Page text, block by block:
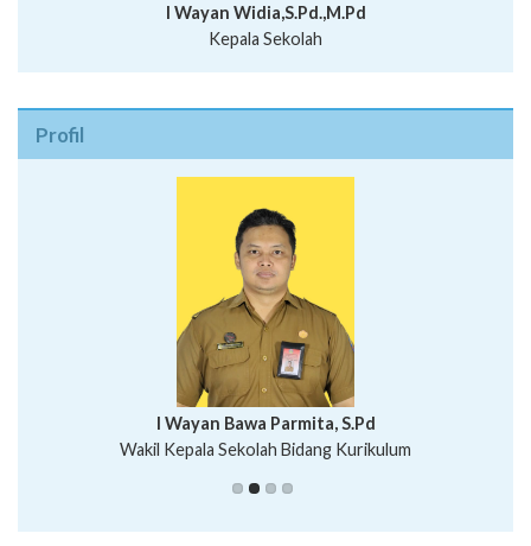
I Wayan Widia,S.Pd.,M.Pd
Kepala Sekolah
Profil
Putu Suhartana, S.Pd.
I Wayan Bawa Parmita, S.Pd
Wakil Kepala Sekolah Bidang Kurikulum
I Wayan Gede Aditya Pratita, S.Pd., M.Sn
Ni Wayan Nopi Sutantri, S.Pd.